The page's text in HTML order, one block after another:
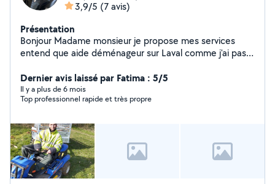
3,9/5 (7 avis)
Présentation
Bonjour Madame monsieur je propose mes services
entend que aide déménageur sur Laval comme j'ai pas
demeco
Dernier avis laissé par Fatima : 5/5
Il y a plus de 6 mois
Top professionnel rapide et très propre